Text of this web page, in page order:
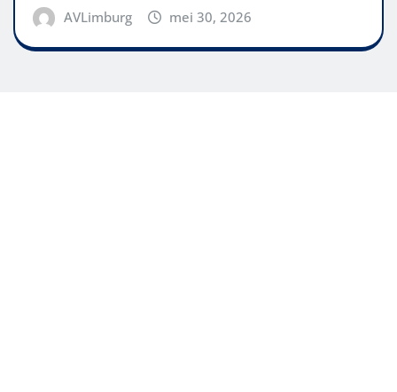
AVLimburg mei 30, 2026